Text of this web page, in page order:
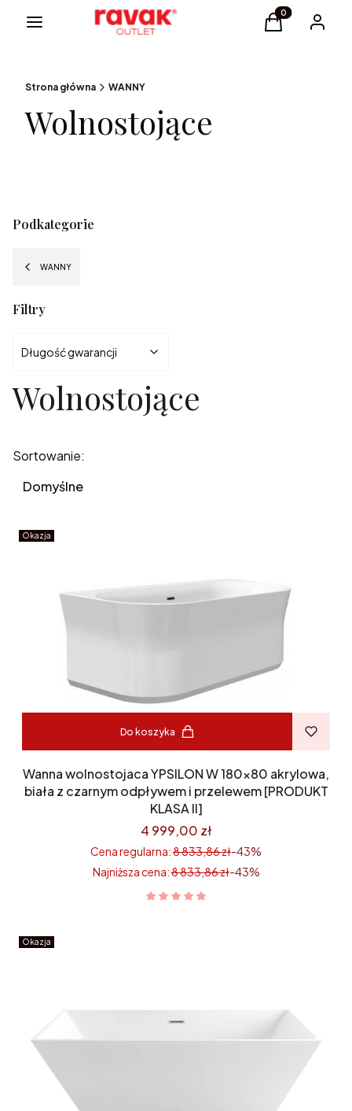
Menu Produkty w
Koszyk Zaloguj
Strona główna WANNY
Wolnostojące
Podkategorie
WANNY
Filtry
Długość gwarancji
Koniec filtrów
Wolnostojące
Lista produktów
Sortowanie:
Domyślne
Okazja
Do koszyka
Wanna wolnostojaca YPSILON W 180x80 akrylowa,
biała z czarnym odpływem i przelewem [PRODUKT
KLASA II]
4 999,00 zł
Cena regularna:8 833,86 zł-43%
Najniższa cena:8 833,86 zł-43%
Okazja